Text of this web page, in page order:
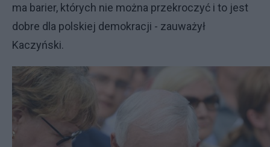
ma barier, których nie można przekroczyć i to jest
dobre dla polskiej demokracji - zauważył
Kaczyński.